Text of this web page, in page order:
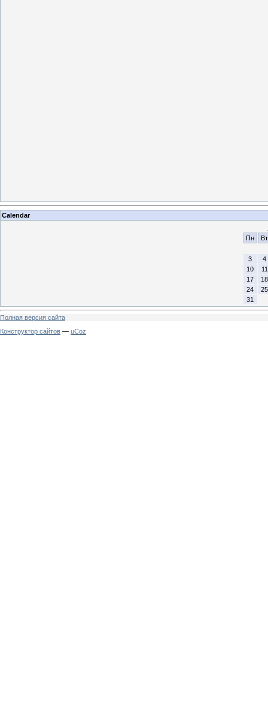
Calendar
Пн
Вт
3
4
10
11
17
18
24
25
31
Полная версия сайта
Конструктор сайтов — uCoz